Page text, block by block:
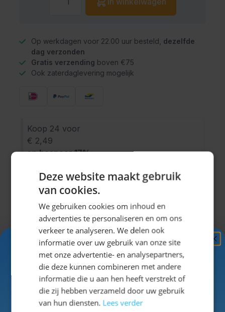
Op werkdagen voor 22.00 uur besteld, dezelfde
dag verzonden
Gratis verzending boven €75
Ook zaterdaglevering mogelijk
Koop 24 voor
€ 2,49
enbespaar17%
Specificaties
EAN 8714572614771
SKU 42-61477
Kleur blauw
Deze website maakt gebruik
van cookies.
We gebruiken cookies om inhoud en
advertenties te personaliseren en om ons
verkeer te analyseren. We delen ook
informatie over uw gebruik van onze site
met onze advertentie- en analysepartners,
die deze kunnen combineren met andere
informatie die u aan hen heeft verstrekt of
die zij hebben verzameld door uw gebruik
van hun diensten. Lees verder
Ontvang5%
KORTING!
Schrijf je nuin voor de nieuwsbrief en ontvang toegang
tot exclusieve kortingen!